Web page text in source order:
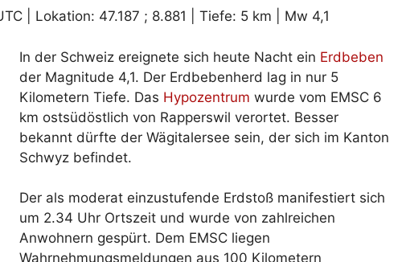
| Lokation: 47.187 ; 8.881 | Tiefe: 5 km | Mw 4,1
In der Schweiz ereignete sich heute Nacht ein Erdbeben
der Magnitude 4,1. Der Erdbebenherd lag in nur 5
Kilometern Tiefe. Das Hypozentrum wurde vom EMSC 6
km ostsüdöstlich von Rapperswil verortet. Besser
bekannt dürfte der Wägitalersee sein, der sich im Kanton
Schwyz befindet.
Der als moderat einzustufende Erdstoß manifestiert sich
um 2.34 Uhr Ortszeit und wurde von zahlreichen
Anwohnern gespürt. Dem EMSC liegen
Wahrnehmungsmeldungen aus 100 Kilometern